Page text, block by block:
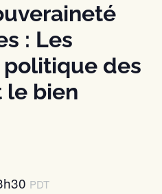
: Les
des
le bien
PDT